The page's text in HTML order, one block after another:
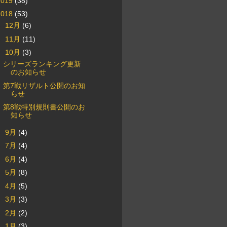
(53)
12月 (6)
11月 (11)
10月 (3)
シリーズランキング更新
のお知らせ
第7戦リザルト公開のお知
らせ
第8戦特別規則書公開のお
知らせ
9月 (4)
7月 (4)
6月 (4)
5月 (8)
4月 (5)
3月 (3)
2月 (2)